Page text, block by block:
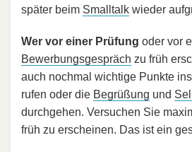
später beim Smalltalk wieder
Wer vor einer Prüfung oder vor
Bewerbungsgespräch zu früh
auch nochmal wichtige Punkte
rufen oder die Begrüßung und
durchgehen. Versuchen Sie
früh zu erscheinen. Das ist ein